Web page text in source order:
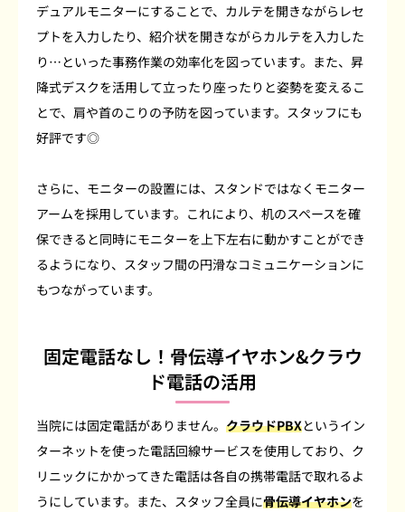
デュアルモニターにすることで、カルテを開きながらレセ
プトを入力したり、紹介状を開きながらカルテを入力した
り…といった事務作業の効率化を図っています。また、昇
降式デスクを活用して立ったり座ったりと姿勢を変えるこ
とで、肩や首のこりの予防を図っています。スタッフにも
好評です◎
さらに、モニターの設置には、スタンドではなくモニター
アームを採用しています。これにより、机のスペースを確
保できると同時にモニターを上下左右に動かすことができ
るようになり、スタッフ間の円滑なコミュニケーションに
もつながっています。
固定電話なし！骨伝導イヤホン&クラウ
ド電話の活用
当院には固定電話がありません。 クラウドPBXというイン
ターネットを使った電話回線サービスを使用しており、ク
リニックにかかってきた電話は各自の携帯電話で取れるよ
うにしています。また、スタッフ全員に骨伝導イヤホンを